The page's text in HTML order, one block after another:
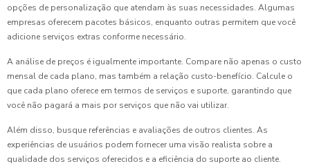
opções de personalização que atendam às suas necessidades. Algumas
empresas oferecem pacotes básicos, enquanto outras permitem que você
adicione serviços extras conforme necessário.
A análise de preços é igualmente importante. Compare não apenas o custo
mensal de cada plano, mas também a relação custo-benefício. Calcule o
que cada plano oferece em termos de serviços e suporte, garantindo que
você não pagará a mais por serviços que não vai utilizar.
Além disso, busque referências e avaliações de outros clientes. As
experiências de usuários podem fornecer uma visão realista sobre a
qualidade dos serviços oferecidos e a eficiência do suporte ao cliente.